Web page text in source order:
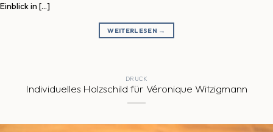
Einblick in […]
WEITERLESEN →
DRUCK
Individuelles Holzschild für Véronique Witzigmann